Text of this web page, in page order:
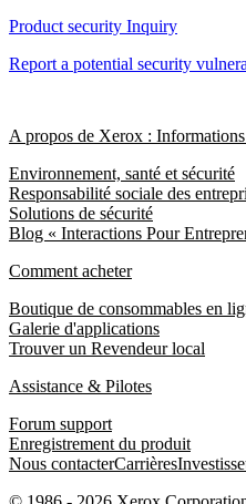
Product security Inquiry
Report a potential security
A propos de Xerox :
Environnement, santé et sécurité
Responsabilité sociale des
Solutions de sécurité
Blog « Interactions Pour
Comment acheter
Boutique de consommables en
Galerie d'applications
Trouver un Revendeur local
Assistance & Pilotes
Forum support
Enregistrement du produit
Nous contacterCarrières